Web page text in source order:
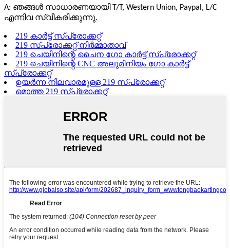
A: ഞങ്ങൾ സാധാരണയായി T/T, Western Union, Paypal, L/C
എന്നിവ സ്വീകരിക്കുന്നു.
219 കാർട്ട് സ്പ്രോക്കറ്റ്
219 സ്പ്രോക്കറ്റ് നിർമ്മാതാവ്
219 ചെയിനിന്റെ ചൈന ഗോ കാർട്ട് സ്‌പ്രോക്കറ്റ്
219 ചെയിനിന്റെ CNC അലുമിനിയം ഗോ കാർട്ട്
സ്‌പ്രോക്കറ്റ്
ഉയർന്ന നിലവാരമുള്ള 219 സ്പ്രോക്കറ്റ്
മൊത്ത 219 സ്പ്രോക്കറ്റ്